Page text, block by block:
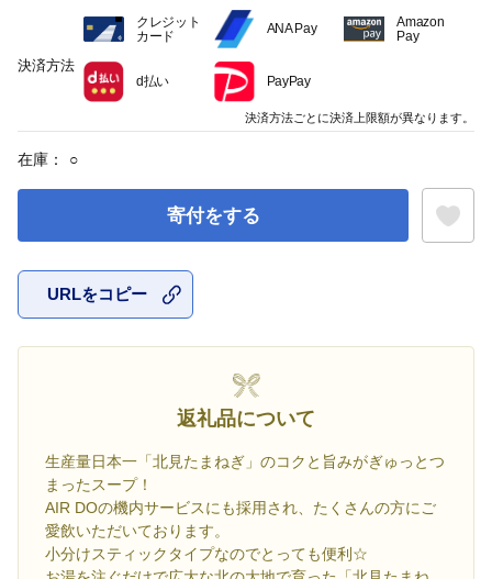
在庫： ○
寄付をする
URLをコピー
返礼品について
生産量日本一「北見たまねぎ」のコクと旨みがぎゅっとつ
まったスープ！
AIR DOの機内サービスにも採用され、たくさんの方にご
愛飲いただいております。
小分けスティックタイプなのでとっても便利☆
決済方法
クレジット
カード
ANA Pay
Amazon
Pay
d払い PayPay
決済方法ごとに決済上限額が異なります。